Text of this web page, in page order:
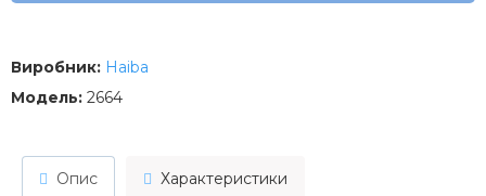
Виробник: Haiba
Модель: 2664
Опис Характеристики